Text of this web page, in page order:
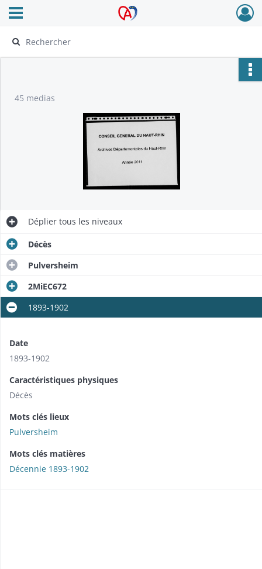
Archives Alsace - Colmar
Ouvrir le menu déroulant
45 medias
Déplier tous les niveaux
Décès
Pulversheim
2MiEC672
1893-1902
Date
1893-1902
Caractéristiques physiques
Décès
Mots clés lieux
Pulversheim
Mots clés matières
Décennie 1893-1902